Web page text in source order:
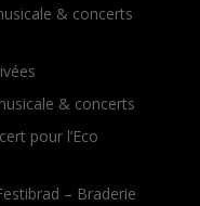
& concerts
& concerts
pour l’Eco
– Braderie